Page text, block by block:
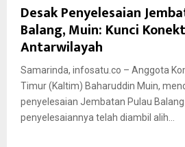
Desak Penyelesaian
Balang, Muin: Kunci
Antarwilayah
Samarinda, infosatu.co – Anggota
Timur (Kaltim) Baharuddin Muin,
penyelesaian Jembatan Pulau
penyelesaiannya telah diambil alih...